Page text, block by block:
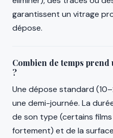
garantissent un vitrage
dépose.
Combien de temps
?
Une dépose standard
une demi-journée. La
de son type (certains
fortement) et de la